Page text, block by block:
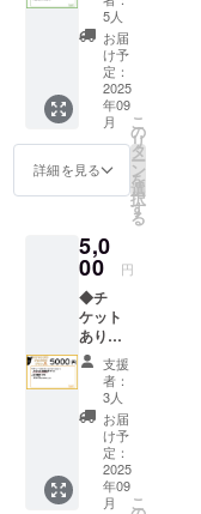
ステッ
カー
50×50
◆クラ
ファン
限定ア
ナザー
ジャ
ケット
サイン
入り ◆
クラ
ファン
限定サ
りブロ
マイ
ド L版
◆実写
ミニの
ぼり210
㎜×70㎜
5人
お届
け予
定：
2025
年09
月
詳細を見る
こ
の
リ
タ
ー
ン
を
選
択
す
る
5,0
00 円
◆チ
ケット
あり
5000円
ホー
リーマ
ウンテ
ンorメ
タバ
リィ、
どちら
かの会
支援
者：
3人
お届
け予
定：
2025
年09
月
こ